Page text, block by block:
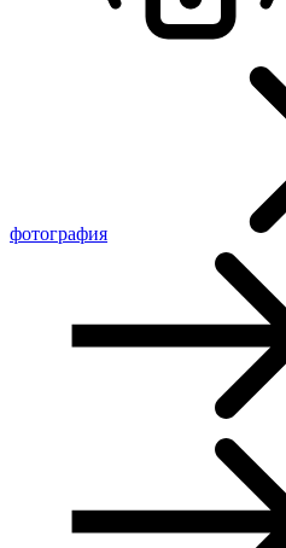
фотография